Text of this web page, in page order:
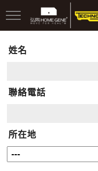
到
主
姓名
聯絡電話
所在地